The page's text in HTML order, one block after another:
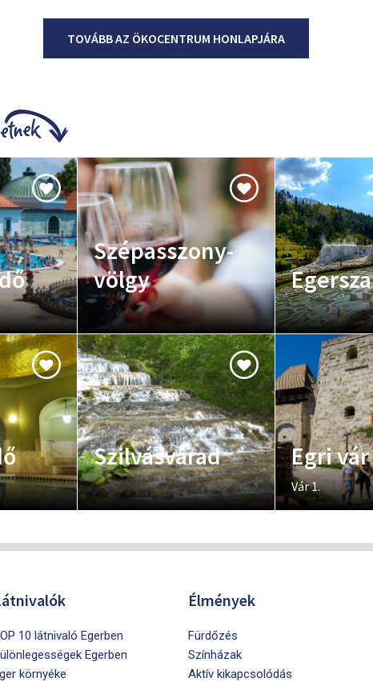
TOVÁBB AZ ÖKOCENTRUM HONLAPJÁRA
Szépasszony-
völgy
Szilvásvárad Egri vár
Vár 1.
10 látnivaló Egerben
Egerben
környéke
Élmények
Fürdőzés
Színházak
Aktív kikapcsolódás